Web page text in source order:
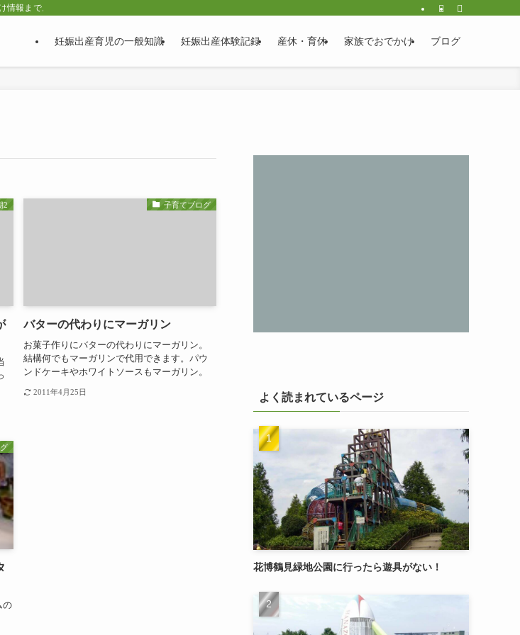
情報まで。
妊娠出産育児の一般知識 妊娠出産体験記録 産休・育休 家族でおでかけ ブログ
2 子育てブログ
バターの代わりにマーガリン
お菓子作りにバターの代わりにマーガリン。
結構何でもマーガリンで代用できます。パウ
ンドケーキやホワイトソースもマーガリン。
2011年4月25日
の
よく読まれているページ
花博鶴見緑地公園に行ったら遊具がない！